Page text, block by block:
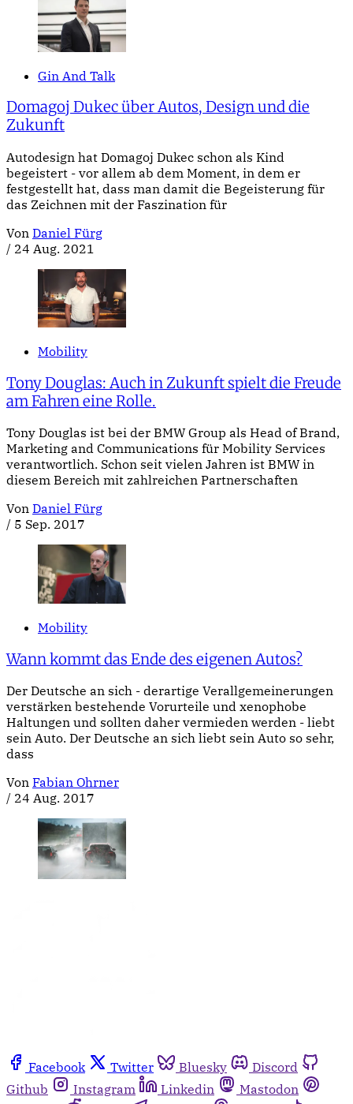
Gin And Talk
Domagoj Dukec über Autos, Design und die
Zukunft
Autodesign hat Domagoj Dukec schon als Kind
begeistert - vor allem ab dem Moment, in dem er
festgestellt hat, dass man damit die Begeisterung für
das Zeichnen mit der Faszination für
Von Daniel Fürg
/ 24 Aug. 2021
Mobility
Tony Douglas: Auch in Zukunft spielt die Freude
am Fahren eine Rolle.
Tony Douglas ist bei der BMW Group als Head of Brand,
Marketing and Communications für Mobility Services
verantwortlich. Schon seit vielen Jahren ist BMW in
diesem Bereich mit zahlreichen Partnerschaften
Von Daniel Fürg
/ 5 Sep. 2017
Mobility
Wann kommt das Ende des eigenen Autos?
Der Deutsche an sich - derartige Verallgemeinerungen
verstärken bestehende Vorurteile und xenophobe
Haltungen und sollten daher vermieden werden - liebt
sein Auto. Der Deutsche an sich liebt sein Auto so sehr,
dass
Von Fabian Ohrner
/ 24 Aug. 2017
Facebook Twitter Bluesky
Discord
Github
Instagram Linkedin
Mastodon